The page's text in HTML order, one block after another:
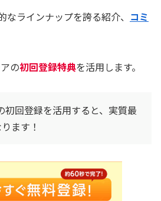
ラインナップを誇る紹介、 コミ
の初回登録特典を活用します。
初回登録を活用すると、実質最
ます！